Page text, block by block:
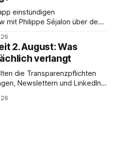
einstündigen
mit Philippe Séjalon über den
bei eBay und hat
promoviert. Das Gespräch ist
Kurzinterviews zum Thema
2. August: Was
verlangt
die Transparenzpflichten
Newslettern und LinkedIn-
alles gekennzeichnet